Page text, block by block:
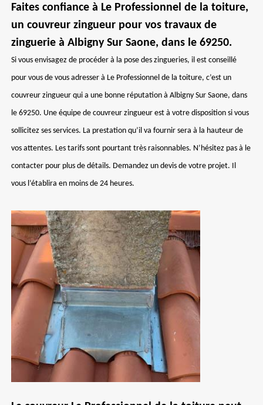
Faites confiance à Le Professionnel de la toiture,
un couvreur zingueur pour vos travaux de
zinguerie à Albigny Sur Saone, dans le 69250.
Si vous envisagez de procéder à la pose des zingueries, il est conseillé
pour vous de vous adresser à Le Professionnel de la toiture, c’est un
couvreur zingueur qui a une bonne réputation à Albigny Sur Saone, dans
le 69250. Une équipe de couvreur zingueur est à votre disposition si vous
sollicitez ses services. La prestation qu’il va fournir sera à la hauteur de
vos attentes. Les tarifs sont pourtant très raisonnables. N’hésitez pas à le
contacter pour plus de détails. Demandez un devis de votre projet. Il
vous l’établira en moins de 24 heures.